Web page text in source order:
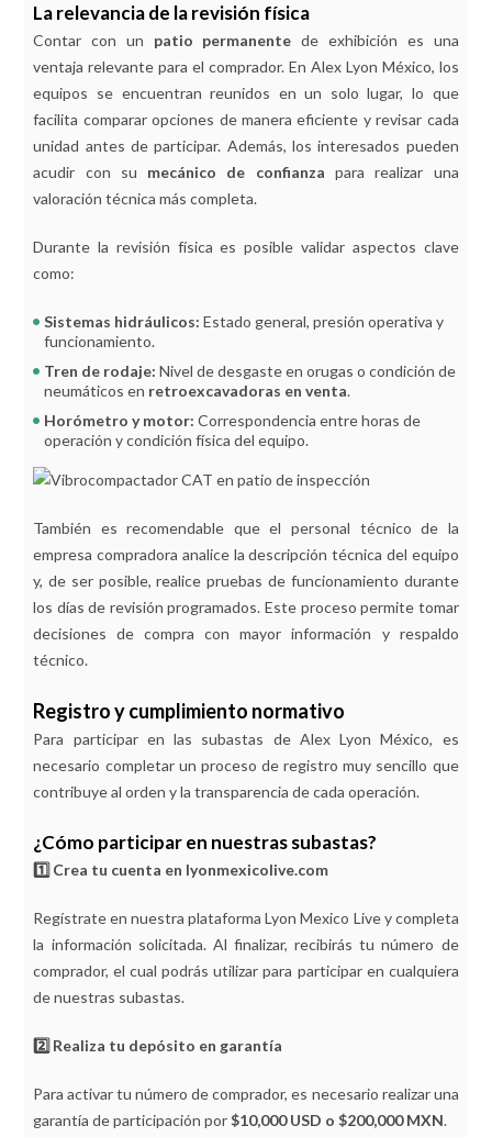
La relevancia de la revisión física
Contar con un patio permanente de exhibición es una
ventaja relevante para el comprador. En Alex Lyon México, los
equipos se encuentran reunidos en un solo lugar, lo que
facilita comparar opciones de manera eficiente y revisar cada
unidad antes de participar. Además, los interesados pueden
acudir con su mecánico de confianza para realizar una
valoración técnica más completa.
Durante la revisión física es posible validar aspectos clave
como:
Sistemas hidráulicos: Estado general, presión operativa y
funcionamiento.
Tren de rodaje: Nivel de desgaste en orugas o condición de
neumáticos en retroexcavadoras en venta.
Horómetro y motor: Correspondencia entre horas de
operación y condición física del equipo.
También es recomendable que el personal técnico de la
empresa compradora analice la descripción técnica del equipo
y, de ser posible, realice pruebas de funcionamiento durante
los días de revisión programados. Este proceso permite tomar
decisiones de compra con mayor información y respaldo
técnico.
Registro y cumplimiento normativo
Para participar en las subastas de Alex Lyon México, es
necesario completar un proceso de registro muy sencillo que
contribuye al orden y la transparencia de cada operación.
¿Cómo participar en nuestras subastas?
1️⃣ Crea tu cuenta en lyonmexicolive.com
Regístrate en nuestra plataforma Lyon Mexico Live y completa
la información solicitada. Al finalizar, recibirás tu número de
comprador, el cual podrás utilizar para participar en cualquiera
de nuestras subastas.
2️⃣ Realiza tu depósito en garantía
Para activar tu número de comprador, es necesario realizar una
garantía de participación por$10,000 USD o $200,000 MXN.